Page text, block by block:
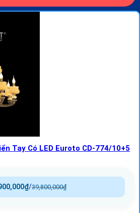
Tay Có LED Euroto CD-774/10+5
39,800,000₫
/
₫